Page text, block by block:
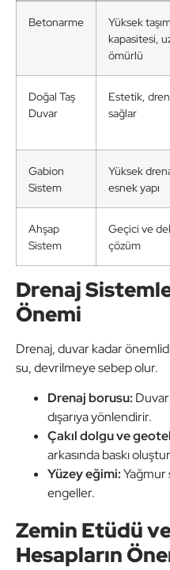
Betonarme
Yüksek
kapasitesi,
ömürlü
Doğal Taş
Duvar
Estetik,
sağlar
Gabion
Sistem
Yüksek
esnek yapı
Ahşap
Sistem
Geçici ve
çözüm
Drenaj
Önemi
Drenaj, duvar kadar
su, devrilmeye sebep olur.
Drenaj borusu:
dışarıya yönlendirir.
Çakıl dolgu ve
arkasında baskı
Yüzey eğimi:Yağmur
engeller.
Zemin Etüdü
Hesapların